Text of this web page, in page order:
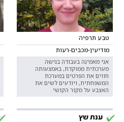
טבע תרפיה
מודיעין-מכבים-רעות
אני מאמינה בעבודה בגישה
מערכתית ממוקדת, באמצעותה
חווים את הפרטים במערכת
המשפחתית, ויודעים לשים את
האצבע על מקור הקושי.
ענת שץ